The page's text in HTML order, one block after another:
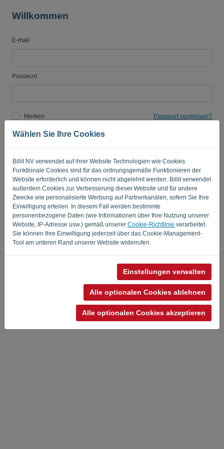
Wählen Sie Ihre Cookies
Billit NV verwendet auf ihrer Website Technologien wie Cookies.
Funktionale Cookies sind für das ordnungsgemäße Funktionieren der
Website erforderlich und können nicht abgelehnt werden. Billit verwendet
außerdem Cookies zur Verbesserung dieser Website und für andere
Zwecke wie personalisierte Werbung auf Partnerkanälen, sofern Sie Ihre
Einwilligung erteilen. In diesem Fall werden bestimmte
personenbezogene Daten (wie Informationen über Ihre Nutzung unserer
Website, IP-Adresse usw.) gemäß unserer Cookie-Richtlinie verarbeitet.
Sie können Ihre Einwilligung jederzeit über das Cookie-Management-
Tool am unteren Rand unserer Website widerrufen.
Einstellungen verwalten
Alle optionalen Cookies ablehnen
Alle optionalen Cookies akzeptieren
Willkommen
E-mail
Passwort
Merken Passwort vergessen?
Datenschutzrichtlinie-Allgemeine Geschäftsbedingungen